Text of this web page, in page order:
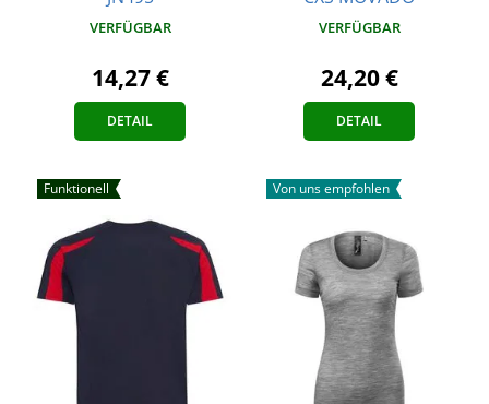
VERFÜGBAR
14,27 €
DETAIL
VERFÜGBAR
24,20 €
DETAIL
Funktionell Von uns empfohlen